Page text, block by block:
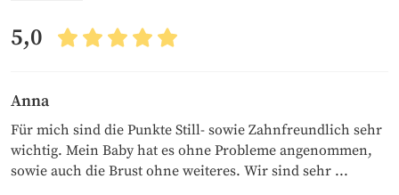
5,0
Anna
Für mich sind die Punkte Still- sowie Zahnfreundlich sehr
wichtig. Mein Baby hat es ohne Probleme angenommen,
sowie auch die Brust ohne weiteres. Wir sind sehr ...